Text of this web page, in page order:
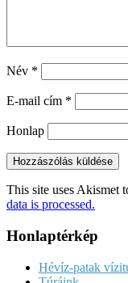
Név *
E-mail cím *
Honlap
This site uses Akismet
data is processed.
Honlaptérkép
Hévíz-patak